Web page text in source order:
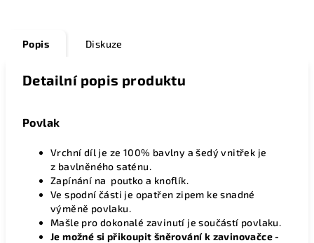
Popis Diskuze
Detailní popis produktu
Povlak
Vrchní díl je ze 100% bavlny a šedý vnitřek je
z bavlněného saténu.
Zapínání na poutko a knoflík.
Ve spodní části je opatřen zipem ke snadné
výměně povlaku.
Mašle pro dokonalé zavinutí je součástí povlaku.
Je možné si přikoupit šněrování k zavinovačce -